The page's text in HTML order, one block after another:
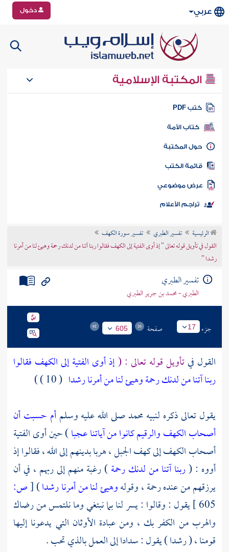
عربي دخول
المكتبة الإسلامية
كتب PDF
كتاب الأمة
المكتبة
الكتب
موضوعي
تراجم الأعلام
الرئيسية تفسير الطبري
تفسير سورة الكهف
القول في تأويل قوله تعالى " إذ أوى الفتية إلى الكهف فقالوا ربنا آتنا من لدنك رحمة وهيئ لنا من أمرنا
رشدا "
تفسير الطبري
الطبري - محمد بن جرير الطبري
جزء 17 صفحة 605
القول فيتأويل قوله تعالى : (إذ أوى الفتية إلى الكهف فقالوا
ربنا آتنا من لدنك رحمة وهيئ لنا من أمرنا رشدا ( 10 ) )
يقول تعالى ذكره لنبيهمحمدصلى الله عليه وسلمأم حسبت أن
أصحاب الكهف والرقيم كانوا من آياتنا عجبا) حين أوى الفتية
أصحاب الكهفإلى كهف الجبل ، هربا بدينهم إلى الله ، فقالوا إذ
أووه : (ربنا آتنا من لدنك رحمة) رغبة منهم إلى ربهم ، في أن
يرزقهم من عنده رحمة ، وقولهوهيئ لنا من أمرنا رشدا)
[ص:
605 ] يقول : وقالوا : يسر لنا بما نبتغي وما نلتمس من رضاك
والهرب من الكفر بك ، ومن عبادة الأوثان التي يدعونا إليها
قومنا ، ( رشدا ) يقول : سدادا إلى العمل بالذي تحب .